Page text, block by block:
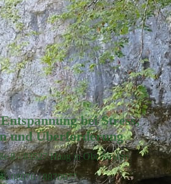
bei Stress,
und Überforderung
8 - 83527 Haag in Oberbayern
08076 / 8870977